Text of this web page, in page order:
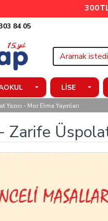
84 05
LISE
- Mor Elma Yayınları
Üspolat